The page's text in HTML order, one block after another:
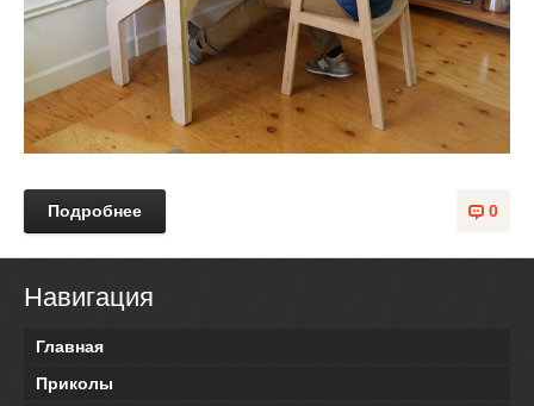
0
Подробнее
Навигация
Главная
Приколы